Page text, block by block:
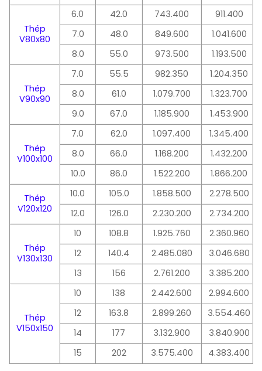
Thép
V80x80
6.0 42.0 743.400 911.400
7.0 48.0 849.600 1.041.600
8.0 55.0 973.500 1.193.500
Thép
V90x90
7.0 55.5 982.350 1.204.350
8.0 61.0 1.079.700 1.323.700
9.0 67.0 1.185.900 1.453.900
Thép
V100x100
7.0 62.0 1.097.400 1.345.400
8.0 66.0 1.168.200 1.432.200
10.0 86.0 1.522.200 1.866.200
Thép
V120x120
10.0 105.0 1.858.500 2.278.500
12.0 126.0 2.230.200 2.734.200
Thép
V130x130
10 108.8 1.925.760 2.360.960
12 140.4 2.485.080 3.046.680
13 156 2.761.200 3.385.200
Thép
V150x150
10 138 2.442.600 2.994.600
12 163.8 2.899.260 3.554.460
14 177 3.132.900 3.840.900
15 202 3.575.400 4.383.400